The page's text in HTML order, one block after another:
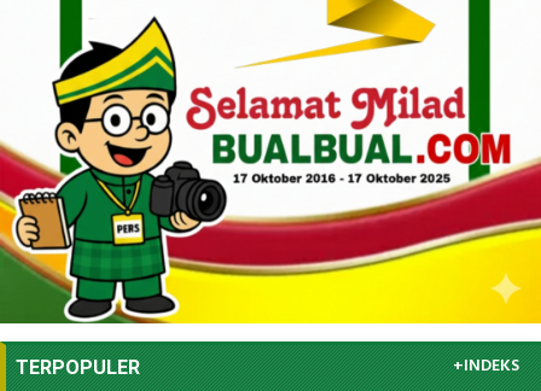
TERPOPULER +INDEKS